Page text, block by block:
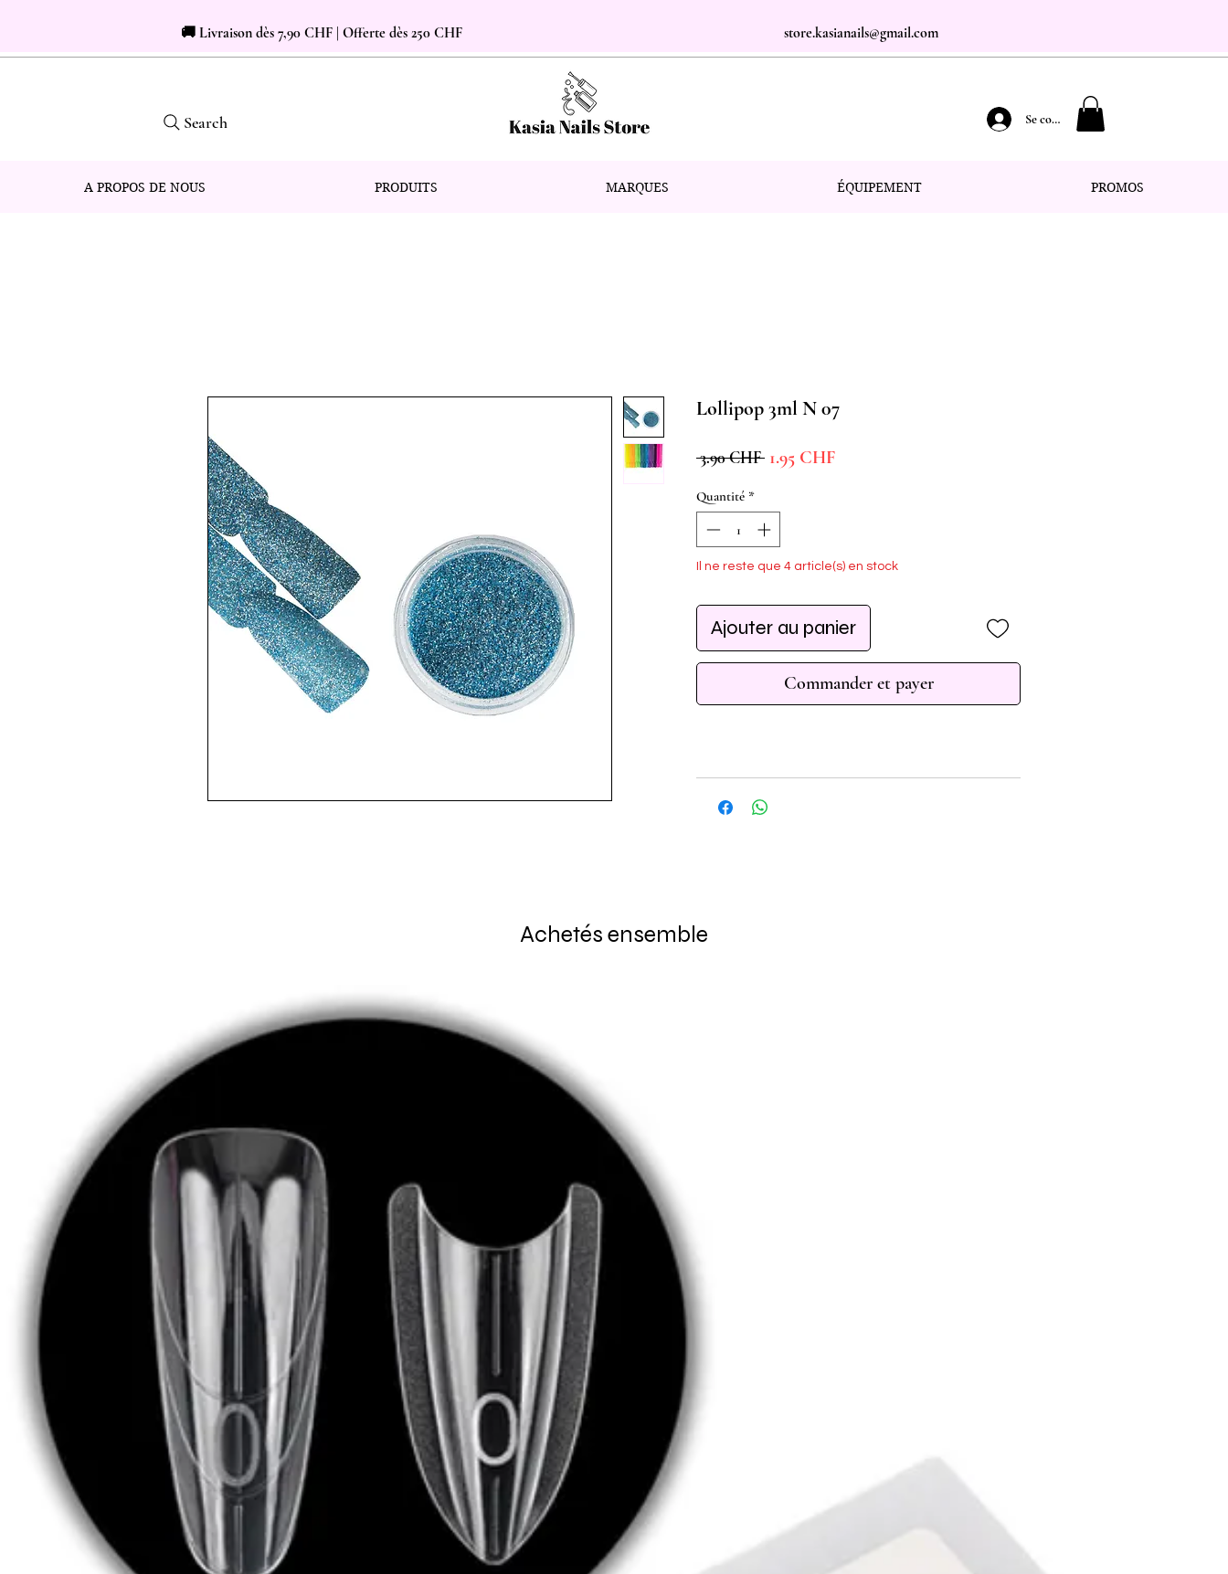
🚚 Livraison dès 7,90 CHF | Offerte dès 250 CHF store.kasianails@gmail.com
Search Se connecter
A PROPOS DE NOUS PRODUITS MARQUES ÉQUIPEMENT PROMOS
Lollipop 3ml N 07
3.90 CHF Prix
1.95 CHFPrix
Quantité *
Il ne reste que 4 article(s) en stock
Ajouter au panier
Commander et payer
Achetés ensemble